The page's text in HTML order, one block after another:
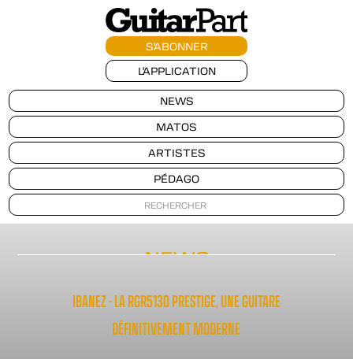
S'ABONNER
L'APPLICATION
NEWS
MATOS
ARTISTES
PÉDAGO
NEWS
IBANEZ - LA RGR5130 PRESTIGE, UNE GUITARE
DÉFINITIVEMENT MODERNE